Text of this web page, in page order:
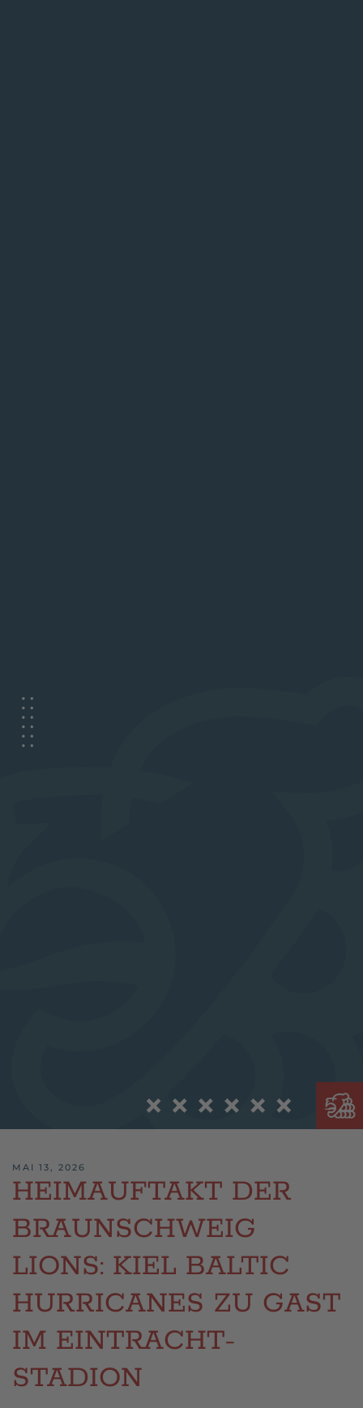
MAI 13, 2026
HEIMAUFTAKT DER
BRAUNSCHWEIG
LIONS: KIEL BALTIC
HURRICANES ZU GAST
IM EINTRACHT-
STADION